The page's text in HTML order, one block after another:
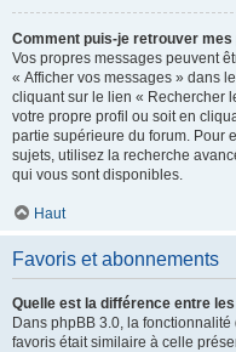
Comment puis-je retrouver
Vos propres messages peuvent
« Afficher vos messages » dans
cliquant sur le lien « Rechercher
votre propre profil ou soit en
partie supérieure du forum. Pour
sujets, utilisez la recherche
qui vous sont disponibles.
Haut
Favoris et abonnements
Quelle est la différence entre
Dans phpBB 3.0, la
favoris était similaire à celle